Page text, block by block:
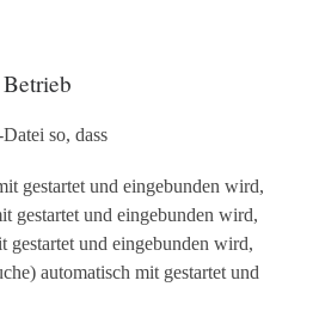
so, dass
gestartet und eingebunden wird,
gestartet und eingebunden wird,
und eingebunden wird,
automatisch mit gestartet und